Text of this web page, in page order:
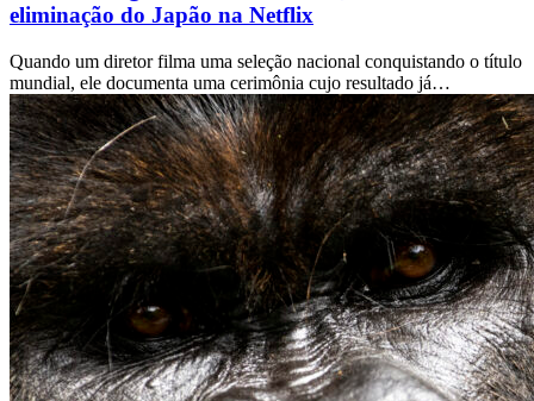
eliminação do Japão na Netflix
Quando um diretor filma uma seleção nacional conquistando o título
mundial, ele documenta uma cerimônia cujo resultado já…